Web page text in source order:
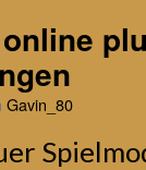
Gavin_80